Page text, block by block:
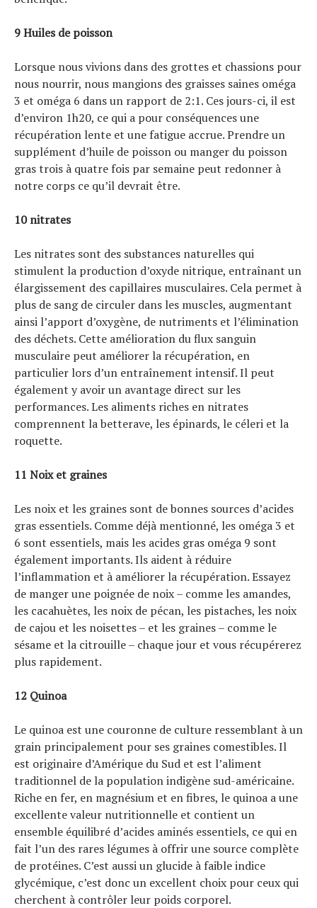
9 Huiles de poisson
Lorsque nous vivions dans des grottes et chassions pour
nous nourrir, nous mangions des graisses saines oméga
3 et oméga 6 dans un rapport de 2:1. Ces jours-ci, il est
d’environ 1h20, ce qui a pour conséquences une
récupération lente et une fatigue accrue. Prendre un
supplément d’huile de poisson ou manger du poisson
gras trois à quatre fois par semaine peut redonner à
notre corps ce qu’il devrait être.
10 nitrates
Les nitrates sont des substances naturelles qui
stimulent la production d’oxyde nitrique, entraînant un
élargissement des capillaires musculaires. Cela permet à
plus de sang de circuler dans les muscles, augmentant
ainsi l’apport d’oxygène, de nutriments et l’élimination
des déchets. Cette amélioration du flux sanguin
musculaire peut améliorer la récupération, en
particulier lors d’un entraînement intensif. Il peut
également y avoir un avantage direct sur les
performances. Les aliments riches en nitrates
comprennent la betterave, les épinards, le céleri et la
roquette.
11 Noix et graines
Les noix et les graines sont de bonnes sources d’acides
gras essentiels. Comme déjà mentionné, les oméga 3 et
6 sont essentiels, mais les acides gras oméga 9 sont
également importants. Ils aident à réduire
l’inflammation et à améliorer la récupération. Essayez
de manger une poignée de noix – comme les amandes,
les cacahuètes, les noix de pécan, les pistaches, les noix
de cajou et les noisettes – et les graines – comme le
sésame et la citrouille – chaque jour et vous récupérerez
plus rapidement.
12 Quinoa
Le quinoa est une couronne de culture ressemblant à un
grain principalement pour ses graines comestibles. Il
est originaire d’Amérique du Sud et est l’aliment
traditionnel de la population indigène sud-américaine.
Riche en fer, en magnésium et en fibres, le quinoa a une
excellente valeur nutritionnelle et contient un
ensemble équilibré d’acides aminés essentiels, ce qui en
fait l’un des rares légumes à offrir une source complète
de protéines. C’est aussi un glucide à faible indice
glycémique, c’est donc un excellent choix pour ceux qui
cherchent à contrôler leur poids corporel.